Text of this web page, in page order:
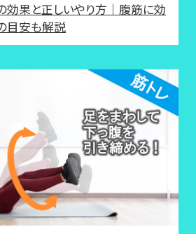
効果と正しいやり方｜腹筋に効
目安も解説